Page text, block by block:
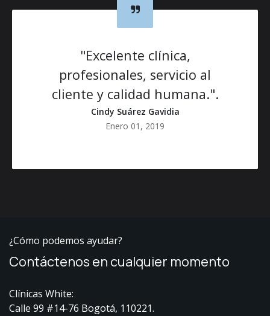
"Excelente clínica,
profesionales, servicio al
cliente y calidad humana.".
Cindy Suárez Gavidia
Enero 01, 2019
¿Cómo podemos ayudar?
Contáctenos en cualquier momento
Clínicas White:
Calle 99 #14-76 Bogotá, 110221.